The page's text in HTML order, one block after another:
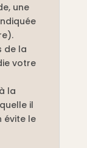
une
de la
votre
la
il
évite le